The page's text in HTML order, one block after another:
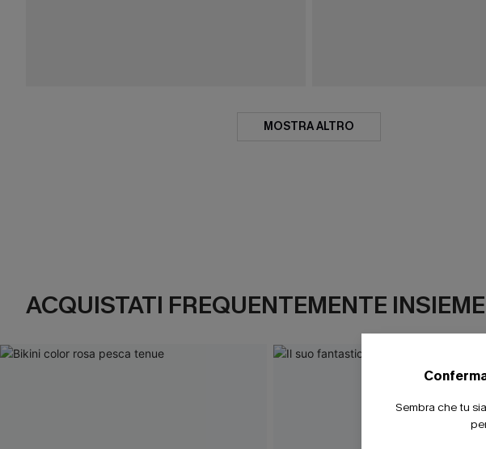
MOSTRA ALTRO
ACQUISTATI FREQUENTEMENTE INSIEME
Sembra che tu